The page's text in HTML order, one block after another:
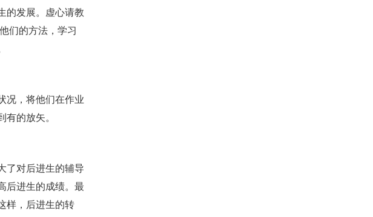
的发展。虚心请教
们的方法，学习
况，将他们在作业
的放矢。
了对后进生的辅导
后进生的成绩。最
样，后进生的转